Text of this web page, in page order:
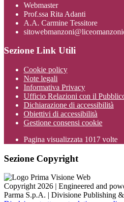
Webmaster
Prof.ssa Rita Adanti
A.A. Carmine Tessitore
Sezione Link Utili
Cookie policy
Note legali
Informativa Privacy
Ufficio Relazioni con il
Dichiarazione di accessibilità
Obiettivi di accessibilità
Gestione consensi cookie
Pagina visualizzata 1017 volte
Sezione Copyright
Copyright 2026 | Engineered and
Parma S.p.A. | Divisione Publishing